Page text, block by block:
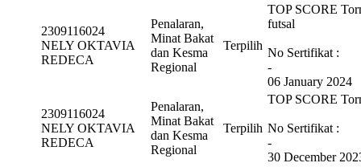
2309116024
NELY OKTAVIA
REDECA
Penalaran,
Minat Bakat
dan Kesma
Regional
Terpilih
TOP SCORE
futsal
No Sertifikat :
-
06 January 2024
2309116024
NELY OKTAVIA
REDECA
Penalaran,
Minat Bakat
dan Kesma
Regional
Terpilih
TOP SCORE
No Sertifikat :
-
30 December